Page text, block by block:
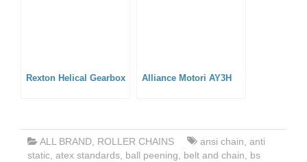
Rexton Helical Gearbox Alliance Motori AY3H
ALL BRAND ROLLER CHAINS ansi chain anti
static atex standards ball peening belt and chain
bs